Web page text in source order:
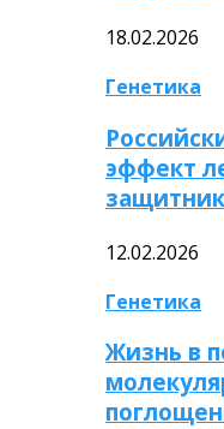
18.02.2026
Генетика
эффект
12.02.2026
Генетика
Жизнь в